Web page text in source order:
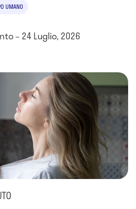
UMANO
– 24 Luglio, 2026